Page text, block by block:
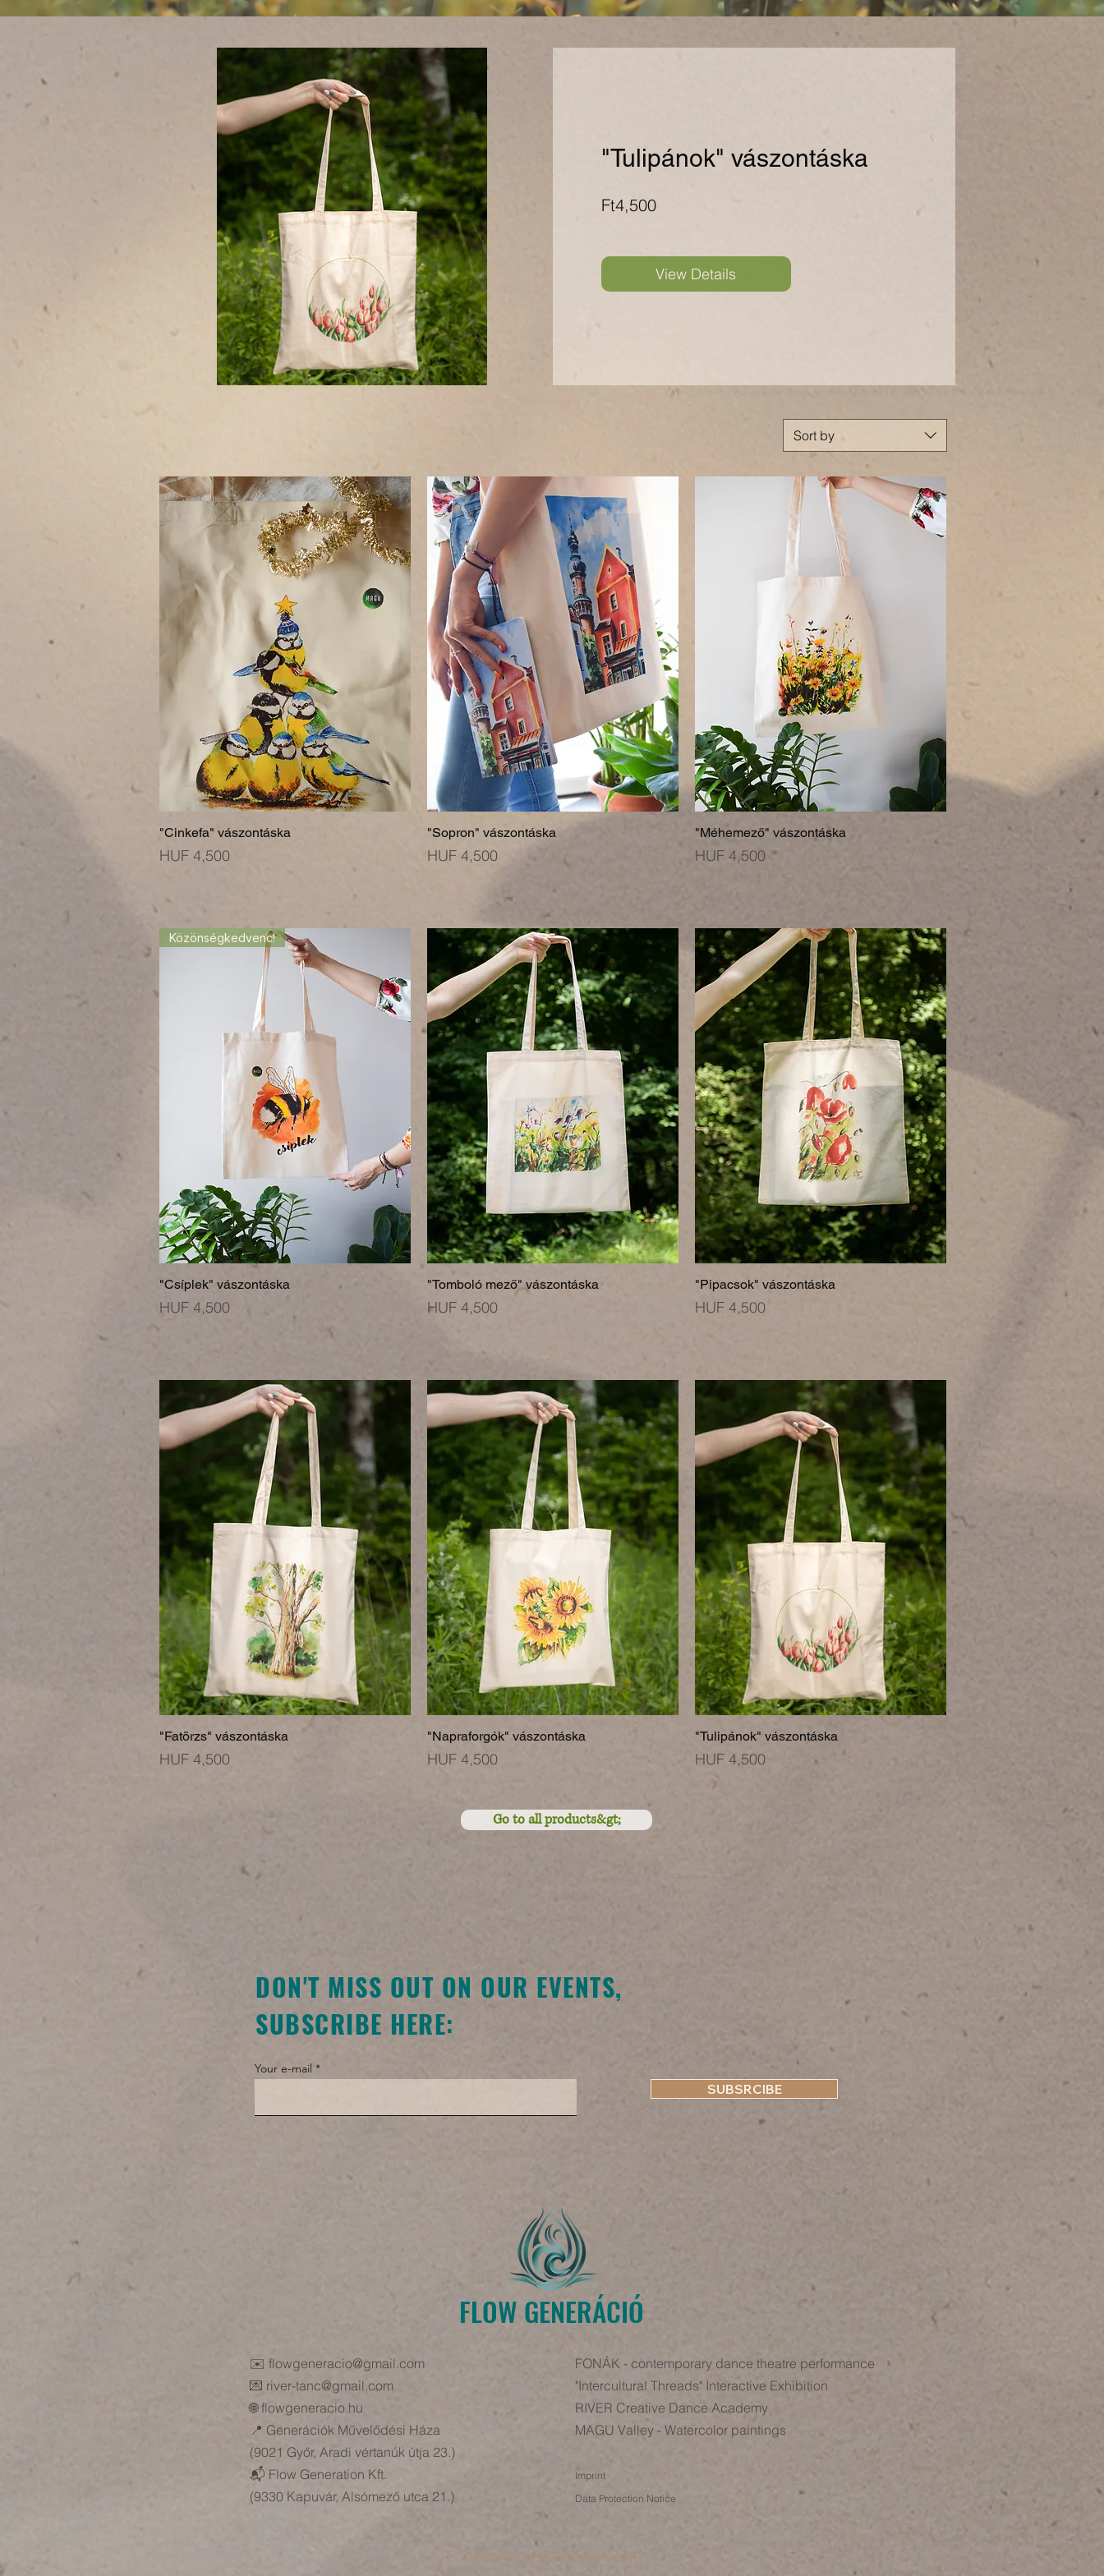
"Tulipánok" vászontáska
Ft4,500Price
View Details
Go to all products&gt;
Sort by
"Cinkefa" vászontáska
Price
HUF 4,500
"Sopron" vászontáska
Price
HUF 4,500
"Méhemező" vászontáska
Price
HUF 4,500
Közönségkedvenc!
"Csíplek" vászontáska
Price
HUF 4,500
"Tomboló mező" vászontáska
Price
HUF 4,500
"Pipacsok" vászontáska
Price
HUF 4,500
"Fatörzs" vászontáska
Price
HUF 4,500
"Napraforgók" vászontáska
Price
HUF 4,500
"Tulipánok" vászontáska
Price
HUF 4,500
DON'T MISS OUT ON OUR EVENTS,
SUBSCRIBE HERE:
Your e-mail
SUBSRCIBE
FLOW GENERÁCIÓ
✉️ flowgeneracio@gmail.com
💌 river-tanc@gmail.com
🌐 flowgeneracio.hu
📍 Generációk Művelődési Háza
(9021 Győr, Aradi vértanúk útja 23.)
📬 Flow Generation Kft.
(9330 Kapuvár, Alsómező utca 21.)
FONÁK - contemporary dance theatre performance
"Intercultural Threads" Interactive Exhibition
RIVER Creative Dance Academy
MAGU Valley - Watercolor paintings
Imprint
Data Protection Notice
©2026 by Flow Generation Kft.